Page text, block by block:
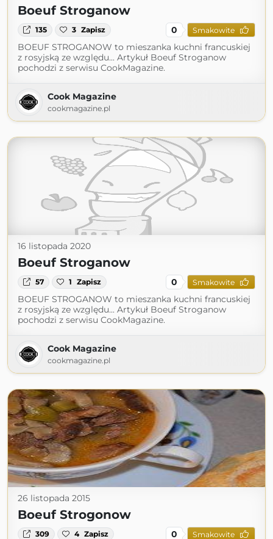
Boeuf Stroganow
135 3 Zapisz 0 Smakowite
BOEUF STROGANOW to mieszanka kuchni francuskiej
z rosyjską ze względu... Artykuł Boeuf Stroganow
pochodzi z serwisu CookMagazine.
Cook Magazine
cookmagazine.pl
16 listopada 2020
Boeuf Stroganow
57 1 Zapisz 0 Smakowite
BOEUF STROGANOW to mieszanka kuchni francuskiej
z rosyjską ze względu... Artykuł Boeuf Stroganow
pochodzi z serwisu CookMagazine.
Cook Magazine
cookmagazine.pl
26 listopada 2015
Boeuf Strogonow
309 4 Zapisz 0 Smakowite